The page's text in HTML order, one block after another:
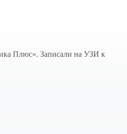
Плюс». Записали на УЗИ к